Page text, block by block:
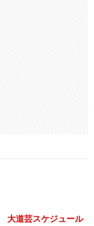
大道芸スケジュール